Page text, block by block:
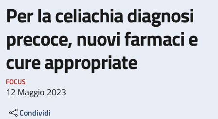
Per la celiachia diagnosi
precoce, nuovi farmaci e
cure appropriate
FOCUS
12 Maggio 2023
Condividi